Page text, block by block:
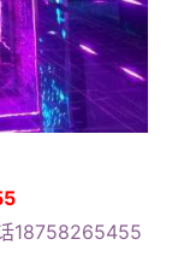
18758265455